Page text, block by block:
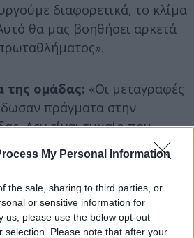
My Personal Information
the sale, sharing to third parties, or
or sensitive information for
us, please use the below opt-out
selection. Please note that after your
διαφορετικά, το κλίμα
θα μας βοηθήσει αρκετά
της ομάδας: «Οι μεταγραφές
πράγματα στην
Δεν είναι τυχαίο που
τελευταία δύο παιχνίδι του
κάτι που δείχνει το μέγιστο
της συγκέντρωσης των